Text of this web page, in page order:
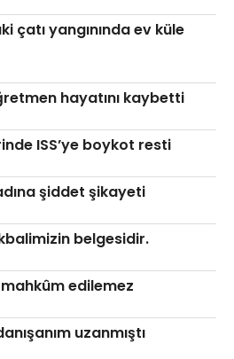
çatı yangınında ev küle
hayatını kaybetti
ISS’ye boykot resti
şiddet şikayeti
belgesidir.
edilemez
uzanmıştı